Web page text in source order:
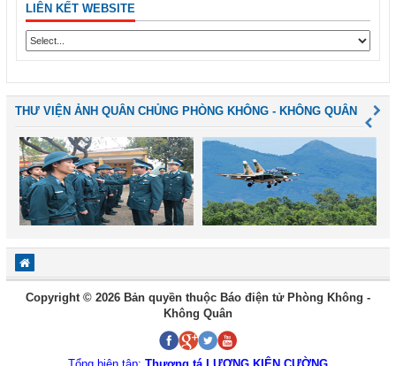
LIÊN KẾT WEBSITE
THƯ VIỆN ẢNH QUÂN CHỦNG PHÒNG KHÔNG - KHÔNG QUÂN
Copyright © 2026 Bản quyền thuộc Báo điện tử Phòng Không -
Không Quân
Tổng biên tập: Thượng tá LƯƠNG KIÊN CƯỜNG